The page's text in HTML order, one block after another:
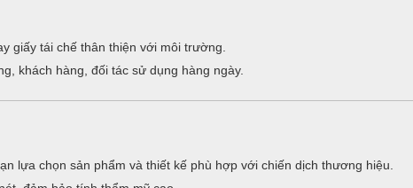
giấy tái chế thân thiện với môi trường.
khách hàng, đối tác sử dụng hàng ngày.
lựa chọn sản phẩm và thiết kế phù hợp với chiến dịch thương hiệu.